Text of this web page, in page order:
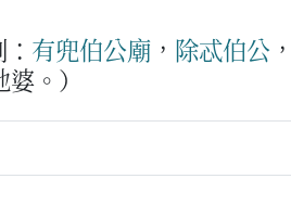
有兜伯公廟 ， 除忒伯公 ，
。）